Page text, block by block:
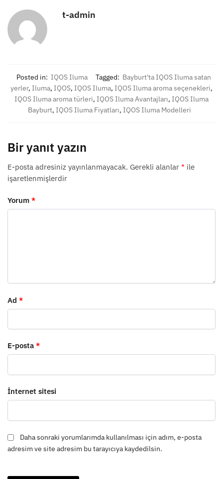
t-admin
Posted in: IQOS Iluma Tagged: Bayburt'ta IQOS Iluma satan
yerler, Iluma, IQOS, IQOS Iluma, IQOS Iluma aroma seçenekleri,
IQOS Iluma aroma türleri, IQOS Iluma Avantajları, IQOS Iluma
Bayburt, IQOS Iluma Fiyatları, IQOS Iluma Modelleri
Bir yanıt yazın
E-posta adresiniz yayınlanmayacak. Gerekli alanlar * ile
işaretlenmişlerdir
Yorum *
Ad *
E-posta *
İnternet sitesi
Daha sonraki yorumlarımda kullanılması için adım, e-posta
adresim ve site adresim bu tarayıcıya kaydedilsin.